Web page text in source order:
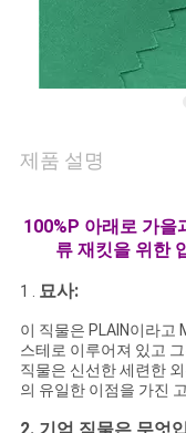
우
COMPANY
NEWS
제품 설명
100%P 아래로 가을
류 재킷을 위한
1 . 묘사:
이 직물은 PLAIN이라고
스테로 이루어져 있고
직물은 신선한 세련한
의 유일한 이점을 가진